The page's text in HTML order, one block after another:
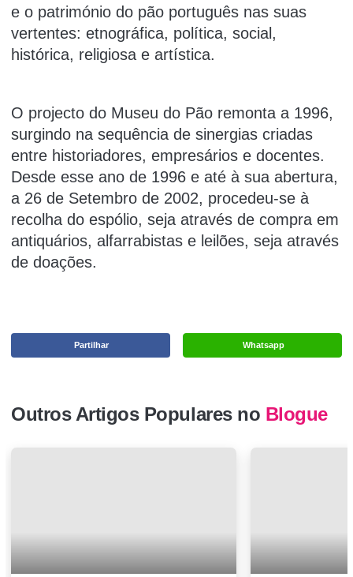
e o património do pão português nas suas
vertentes: etnográfica, política, social,
histórica, religiosa e artística.
O projecto do Museu do Pão remonta a 1996,
surgindo na sequência de sinergias criadas
entre historiadores, empresários e docentes.
Desde esse ano de 1996 e até à sua abertura,
a 26 de Setembro de 2002, procedeu-se à
recolha do espólio, seja através de compra em
antiquários, alfarrabistas e leilões, seja através
de doações.
Whatsapp
Partilhar
Outros Artigos Populares no Blogue